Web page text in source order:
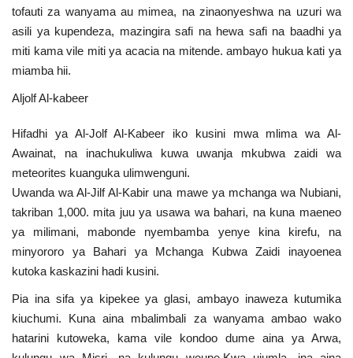
tofauti za wanyama au mimea, na zinaonyeshwa na uzuri wa
asili ya kupendeza, mazingira safi na hewa safi na baadhi ya
miti kama vile miti ya acacia na mitende. ambayo hukua kati ya
miamba hii.
Aljolf Al-kabeer
Hifadhi ya Al-Jolf Al-Kabeer iko kusini mwa mlima wa Al-
Awainat, na inachukuliwa kuwa uwanja mkubwa zaidi wa
meteorites kuanguka ulimwenguni.
Uwanda wa Al-Jilf Al-Kabir una mawe ya mchanga wa Nubiani,
takriban 1,000. mita juu ya usawa wa bahari, na kuna maeneo
ya milimani, mabonde nyembamba yenye kina kirefu, na
minyororo ya Bahari ya Mchanga Kubwa Zaidi inayoenea
kutoka kaskazini hadi kusini.
Pia ina sifa ya kipekee ya glasi, ambayo inaweza kutumika
kiuchumi. Kuna aina mbalimbali za wanyama ambao wako
hatarini kutoweka, kama vile kondoo dume aina ya Arwa,